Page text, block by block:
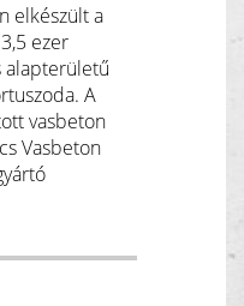
elkészült a
ezer
alapterületű
A
vasbeton
Vasbeton